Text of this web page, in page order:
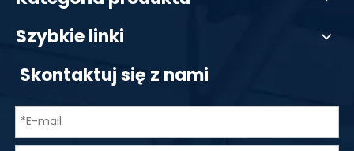
Szybkie linki
Skontaktuj się z nami